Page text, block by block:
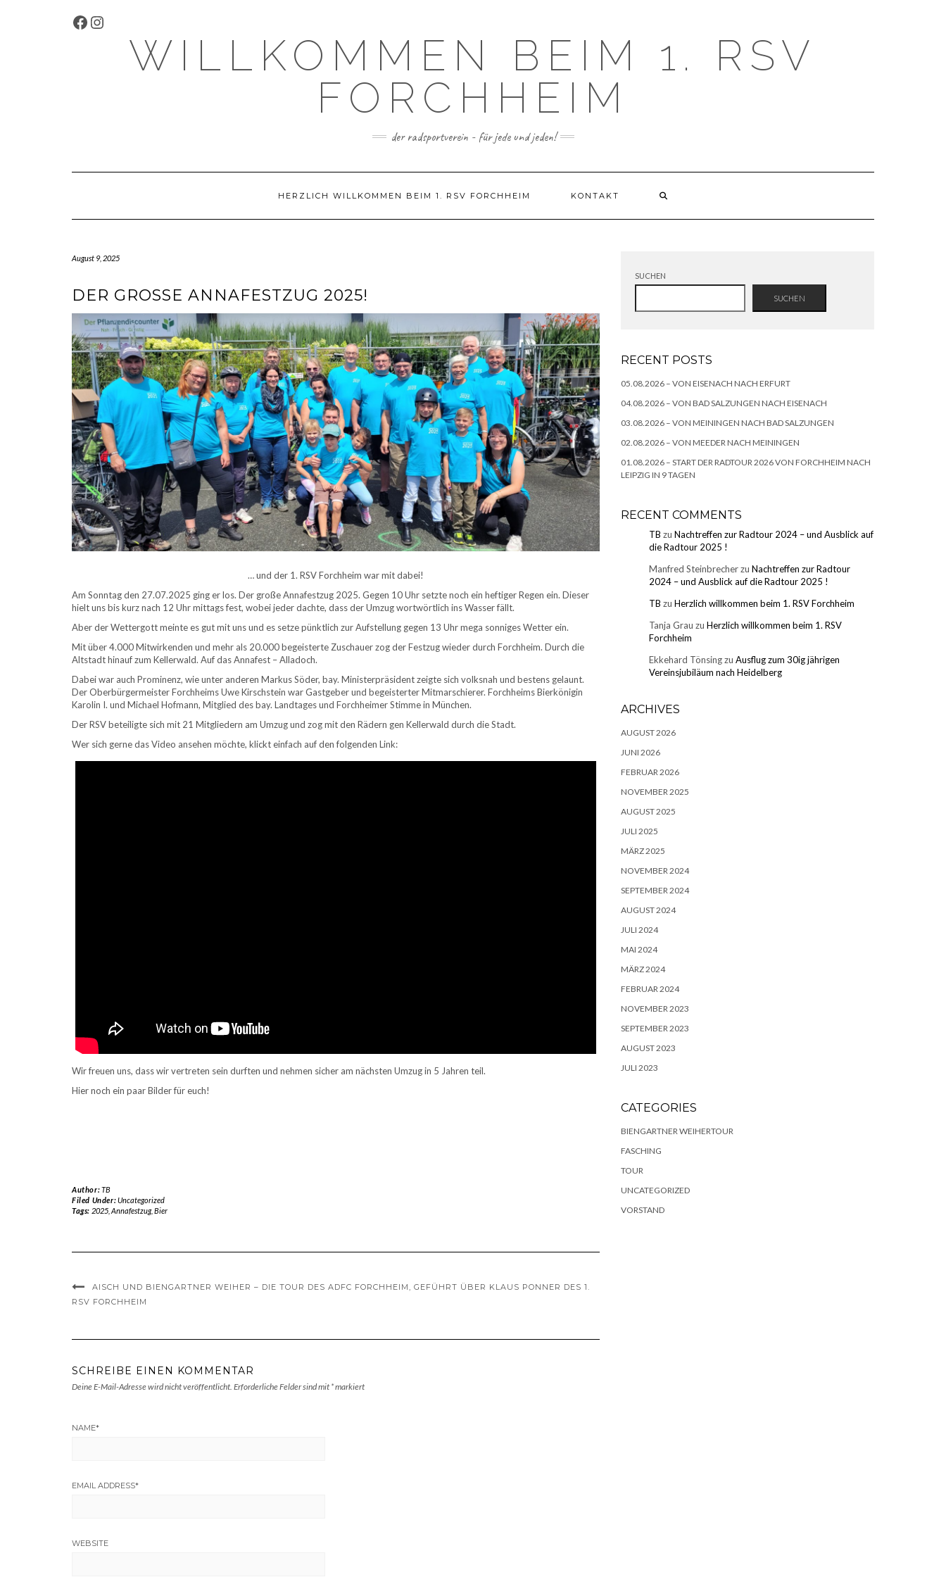
FACEBOOK
INSTAGRAM
WILLKOMMEN BEIM 1. RSV
FORCHHEIM
der radsportverein - für jede und jeden!
HERZLICH WILLKOMMEN BEIM 1. RSV FORCHHEIM KONTAKT
August 9, 2025
DER GROSSE ANNAFESTZUG 2025!
… und der 1. RSV Forchheim war mit dabei!
Am Sonntag den 27.07.2025 ging er los. Der große Annafestzug 2025. Gegen 10 Uhr setzte noch ein heftiger Regen ein. Dieser
hielt uns bis kurz nach 12 Uhr mittags fest, wobei jeder dachte, dass der Umzug wortwörtlich ins Wasser fällt.
Aber der Wettergott meinte es gut mit uns und es setze pünktlich zur Aufstellung gegen 13 Uhr mega sonniges Wetter ein.
Mit über 4.000 Mitwirkenden und mehr als 20.000 begeisterte Zuschauer zog der Festzug wieder durch Forchheim. Durch die
Altstadt hinauf zum Kellerwald. Auf das Annafest – Alladoch.
Dabei war auch Prominenz, wie unter anderen Markus Söder, bay. Ministerpräsident zeigte sich volksnah und bestens gelaunt.
Der Oberbürgermeister Forchheims Uwe Kirschstein war Gastgeber und begeisterter Mitmarschierer. Forchheims Bierkönigin
Karolin I. und Michael Hofmann, Mitglied des bay. Landtages und Forchheimer Stimme in München.
Der RSV beteiligte sich mit 21 Mitgliedern am Umzug und zog mit den Rädern gen Kellerwald durch die Stadt.
Wer sich gerne das Video ansehen möchte, klickt einfach auf den folgenden Link:
Wir freuen uns, dass wir vertreten sein durften und nehmen sicher am nächsten Umzug in 5 Jahren teil.
Hier noch ein paar Bilder für euch!
Author:TB
Filed Under:Uncategorized
Tags: 2025, Annafestzug, Bier
AISCH UND BIENGARTNER WEIHER – DIE TOUR DES ADFC FORCHHEIM, GEFÜHRT ÜBER KLAUS PONNER DES 1.
RSV FORCHHEIM
SCHREIBE EINEN KOMMENTAR
Deine E-Mail-Adresse wird nicht veröffentlicht. Erforderliche Felder sind mit *markiert
NAME*
EMAIL ADDRESS*
WEBSITE
SUCHEN
SUCHEN
RECENT POSTS
05.08.2026 – VON EISENACH NACH ERFURT
04.08.2026 – VON BAD SALZUNGEN NACH EISENACH
03.08.2026 – VON MEININGEN NACH BAD SALZUNGEN
02.08.2026 – VON MEEDER NACH MEININGEN
01.08.2026 – START DER RADTOUR 2026 VON FORCHHEIM NACH
LEIPZIG IN 9 TAGEN
RECENT COMMENTS
TB zu Nachtreffen zur Radtour 2024 – und Ausblick auf
die Radtour 2025 !
Manfred Steinbrecherzu Nachtreffen zur Radtour
2024 – und Ausblick auf die Radtour 2025 !
TB zu Herzlich willkommen beim 1. RSV Forchheim
Tanja Grau zu Herzlich willkommen beim 1. RSV
Forchheim
Ekkehard Tönsingzu Ausflug zum 30ig jährigen
Vereinsjubiläum nach Heidelberg
ARCHIVES
AUGUST 2026
JUNI 2026
FEBRUAR 2026
NOVEMBER 2025
AUGUST 2025
JULI 2025
MÄRZ 2025
NOVEMBER 2024
SEPTEMBER 2024
AUGUST 2024
JULI 2024
MAI 2024
MÄRZ 2024
FEBRUAR 2024
NOVEMBER 2023
SEPTEMBER 2023
AUGUST 2023
JULI 2023
CATEGORIES
BIENGARTNER WEIHERTOUR
FASCHING
TOUR
UNCATEGORIZED
VORSTAND